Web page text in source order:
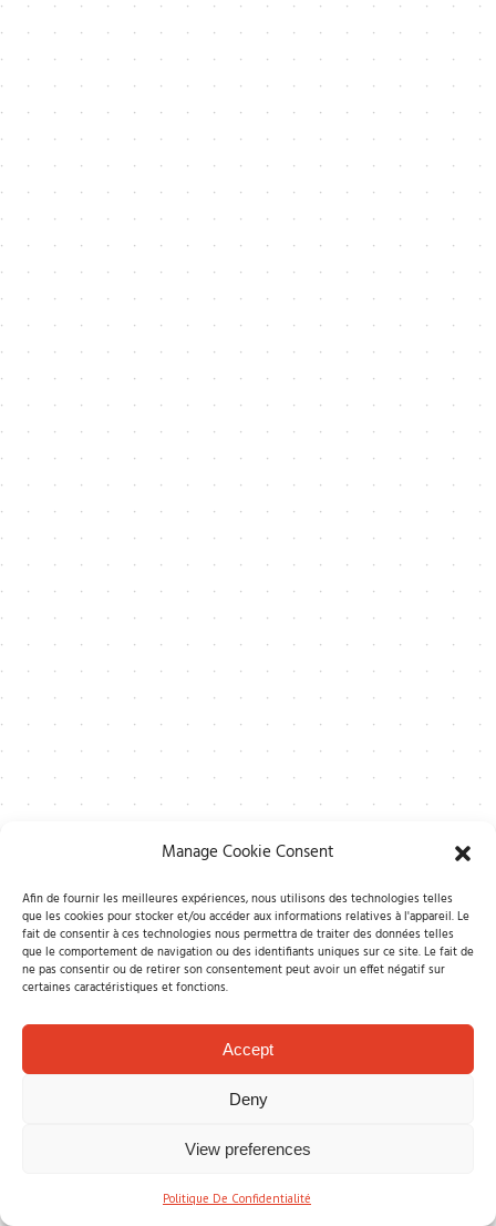
Manage Cookie Consent
Afin de fournir les meilleures expériences, nous utilisons des technologies telles
que les cookies pour stocker et/ou accéder aux informations relatives à l'appareil. Le
fait de consentir à ces technologies nous permettra de traiter des données telles
que le comportement de navigation ou des identifiants uniques sur ce site. Le fait de
ne pas consentir ou de retirer son consentement peut avoir un effet négatif sur
certaines caractéristiques et fonctions.
Accept
Deny
View preferences
Politique De Confidentialité